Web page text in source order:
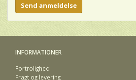
Send anmeldelse
INFORMATIONER
Fortrolighed
Fragt og levering